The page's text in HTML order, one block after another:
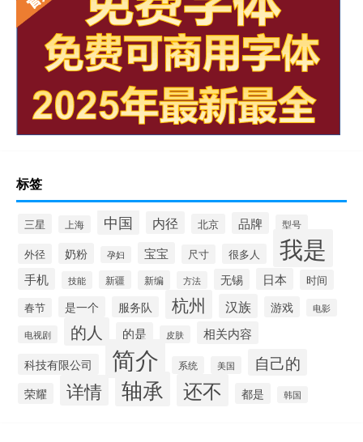
标签
三星 上海 中国 内径 北京 品牌 型号
外径 奶粉 孕妇 宝宝 尺寸 很多人 我是
手机 技能 新疆 新编 方法 无锡 日本 时间
春节 是一个 服务队 杭州 汉族 游戏 电影
电视剧 的人 的是 皮肤 相关内容
科技有限公司 简介 系统 美国 自己的
荣耀 详情 轴承 还不 都是 韩国